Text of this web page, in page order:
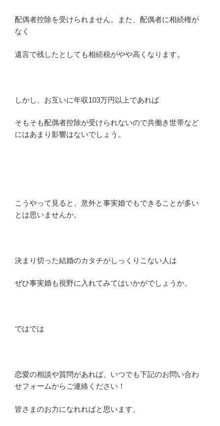
配偶者控除を受けられません。また、配偶者に相続権が
なく
遺言で残したとしても相続税がやや高くなります。
しかし、お互いに年収103万円以上であれば
そもそも配偶者控除が受けられないので共働き世帯など
にはあまり影響はないでしょう。
こうやって見ると、意外と事実婚でもできることが多い
とは思いませんか。
決まり切った結婚のカタチがしっくりこない人は
ぜひ事実婚も視野に入れてみてはいかがでしょうか。
ではでは
恋愛の相談や質問があれば、いつでも下記のお問い合わ
せフォームからご連絡ください！
皆さまのお力になれればと思います。